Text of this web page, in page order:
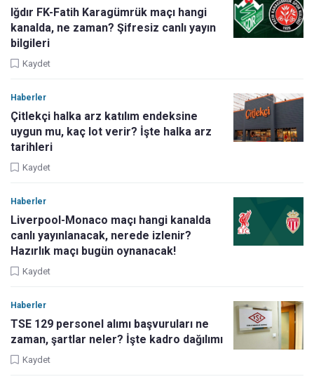
Iğdır FK-Fatih Karagümrük maçı hangi
kanalda, ne zaman? Şifresiz canlı yayın
bilgileri
Kaydet
Haberler
Çitlekçi halka arz katılım endeksine
uygun mu, kaç lot verir? İşte halka arz
tarihleri
Kaydet
Haberler
Liverpool-Monaco maçı hangi kanalda
canlı yayınlanacak, nerede izlenir?
Hazırlık maçı bugün oynanacak!
Kaydet
Haberler
TSE 129 personel alımı başvuruları ne
zaman, şartlar neler? İşte kadro dağılımı
Kaydet